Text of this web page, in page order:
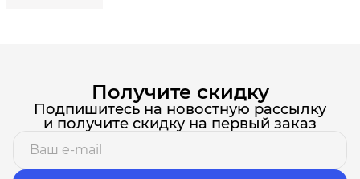
Получите скидку
Подпишитесь на новостную рассылку
и получите скидку на первый заказ